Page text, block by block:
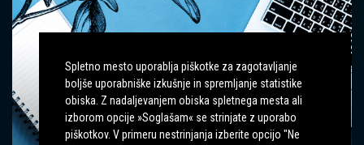
Spletno mesto uporablja piškotke za zagotavljanje
boljše uporabniške izkušnje in spremljanje statistike
obiska. Z nadaljevanjem obiska spletnega mesta ali
izborom opcije »Soglašam« se strinjate z uporabo
piškotkov. V primeru nestrinjanja izberite opcijo "Ne
IZZIVI PRI KOMUNIKACIJI S TUJE
GOVOREČIMI PACIENTI: STROKOVNI
POSVET